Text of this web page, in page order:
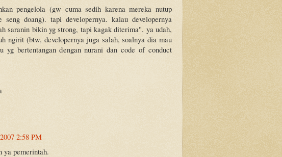
pengelola (gw cuma sedih karena mereka nutup
doang). tapi developernya. kalau developernya
saranin bikin yg strong, tapi kagak diterima". ya udah,
ngirit (btw, developernya juga salah, soalnya dia mau
yg bertentangan dengan nurani dan code of conduct
2:58 PM
ya pemerintah.